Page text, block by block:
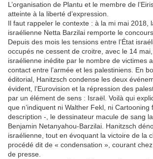
L’organisation de Plantu et le membre de
atteinte à la liberté d’expression.
Il faut rappeler le contexte : à la mi mai 2018,
israélienne Netta Barzilai remporte le concours
Depuis des mois les tensions entre l’État
occupés ne cessent de croitre, avec le 14
israélienne inédite par le nombre de victimes
contact entre l’armée et les palestiniens. En
éditorial, Hanitzsch condense les deux
évident, l’Eurovision et la répression des
par un élément de sens : Israël. Voilà qui
que n’indiquent ni Walther Fekl, ni
description -, le dessinateur macule de sang
Benjamin Netanyahou-Barzilai. Hanitzsch
israélienne, tout en évoquant la victoire de la
procédé dit de « condensation », courant
de presse.